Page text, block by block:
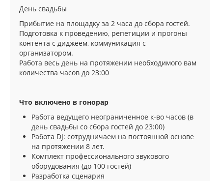
День свадьбы
Прибытие на площадку за 2 часа до сбора гостей.
Подготовка к проведению, репетиции и прогоны
контента с диджеем, коммуникация с
организатором.
Работа весь день на протяжении необходимого вам
количества часов до 23:00
Что включено в гонорар
Работа ведущего неограниченное к-во часов (в
день свадьбы со сбора гостей до 23:00)
Работа DJ: сотрудничаем на постоянной основе
на протяжении 8 лет.
Комплект профессионального звукового
оборудования (до 100 гостей)
Разработка сценария